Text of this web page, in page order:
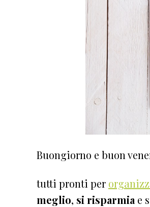
Buongiorno e buon
tutti pronti per
meglio, si risparmia e